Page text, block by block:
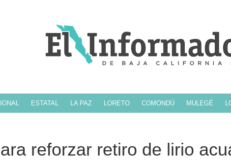
ESTATAL LA PAZ LORETO COMONDÚ MULEGÉ
reforzar retiro de lirio